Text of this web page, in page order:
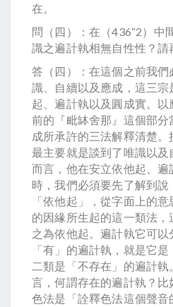
在。
問（四）：在（436“2）中
識之遍計執相無自性性？請
答（四）：在這個之前我
識、自續以及應成，這三
起、遍計執以及圓成實。以
前的『毗缽舍那』這個部
成所承許的三法解釋清楚
最主要就是談到了唯識以
而言，他在安立依他起、
時，我們必須要先了解到
「依他起」，從字面上的
的因緣所生起的這一類法
之為依他起。遍計執它可
「有」的遍計執，就是它
二類是「不存在」的遍計
言，何謂存在的遍計執？比
色法是「詮釋色法這個聲